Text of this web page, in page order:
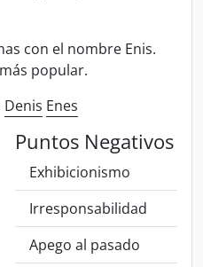
con el nombre Enis.
popular.
Denis Enes
Puntos Negativos
Exhibicionismo
Irresponsabilidad
Apego al pasado